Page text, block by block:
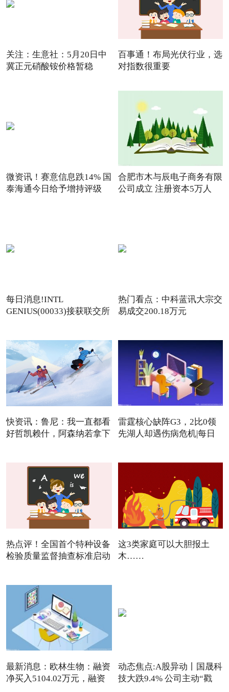
关注：生意社：5月20日中
冀正元硝酸铵价格暂稳
百事通！布局光伏行业，选
对指数很重要
微资讯！赛意信息跌14% 国
泰海通今日给予增持评级
合肥市木与辰电子商务有限
公司成立 注册资本5万人
每日消息!INTL
GENIUS(00033)接获联交所
热门看点：中科蓝讯大宗交
易成交200.18万元
快资讯：鲁尼：我一直都看
好哲凯赖什，阿森纳若拿下
雷霆核心缺阵G3，2比0领
先湖人却遇伤病危机|每日
热点评！全国首个特种设备
检验质量监督抽查标准启动
这3类家庭可以大胆报土
木……
最新消息：欧林生物：融资
净买入5104.02万元，融资
动态焦点:A股异动丨国晟科
技大跌9.4% 公司主动“戳